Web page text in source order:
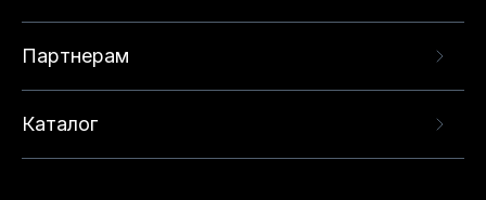
Партнерам
Каталог